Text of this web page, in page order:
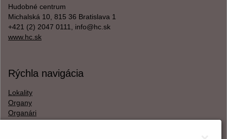
Hudobné centrum
Michalská 10, 815 36 Bratislava 1
+421 (2) 2047 0111, info@hc.sk
www.hc.sk
Rýchla navigácia
Lokality
Organy
Organári